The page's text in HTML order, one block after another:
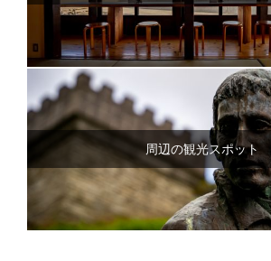
周辺の観光スポット